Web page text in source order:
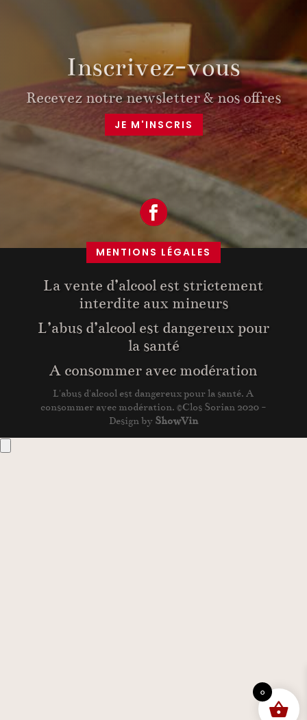
Inscrivez-vous
Recevez notre newsletter & nos offres
JE M'INSCRIS
MENTIONS LÉGALES
La vente d’alcool est strictement
interdite aux mineurs
L’abus d’alcool est dangereux pour
la santé
A consommer avec modération
L'abus d'alcool est dangereux pour la santé. A
consommer avec modération. ©Clos Sorian 2020 -
Design by ShowVin
0